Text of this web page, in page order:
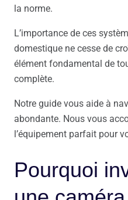
la norme.
L’importance de ces
domestique ne cesse de
élément fondamental de
complète.
Notre guide vous aide à
abondante. Nous vous
l’équipement parfait pour
Pourquoi